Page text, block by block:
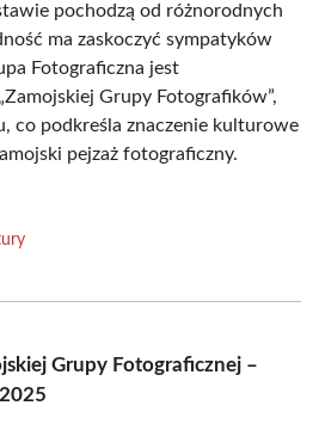
pochodzą od różnorodnych
ma zaskoczyć sympatyków
Fotograficzna jest
Grupy Fotografików”,
co podkreśla znaczenie kulturowe
pejzaż fotograficzny.
Grupy Fotograficznej –